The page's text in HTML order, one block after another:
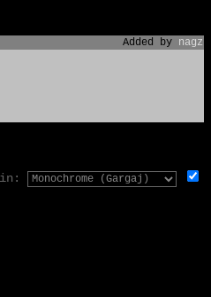
Added by nagz